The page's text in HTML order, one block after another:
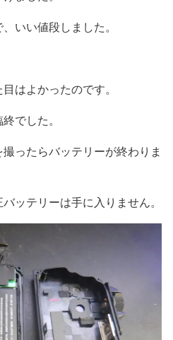
いい値段しました。
はよかったのです。
でした。
ったらバッテリーが終わりま
ッテリーは手に入りません。